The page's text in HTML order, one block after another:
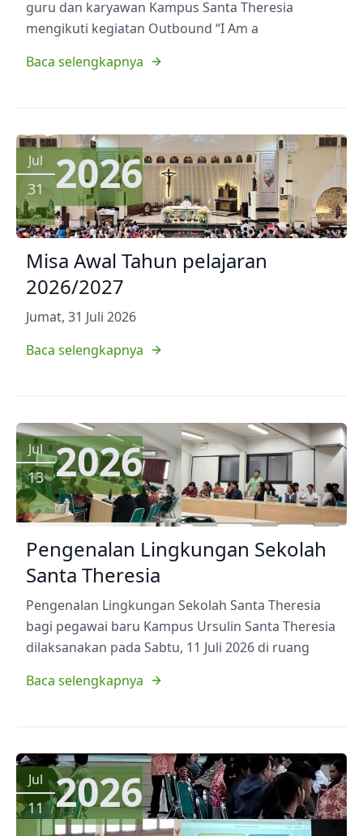
guru dan karyawan Kampus Santa Theresia
mengikuti kegiatan Outbound “I Am a
Baca selengkapnya
Jul
31 2026
Misa Awal Tahun pelajaran
2026/2027
Jumat, 31 Juli 2026
Baca selengkapnya
Jul
13 2026
Pengenalan Lingkungan Sekolah
Santa Theresia
Pengenalan Lingkungan Sekolah Santa Theresia
bagi pegawai baru Kampus Ursulin Santa Theresia
dilaksanakan pada Sabtu, 11 Juli 2026 di ruang
Baca selengkapnya
Jul
11 2026